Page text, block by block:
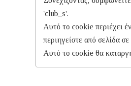
'club_s'.
Αυτό το cookie περιέχει
περιηγείστε από σελίδα σε
Αυτό το cookie θα